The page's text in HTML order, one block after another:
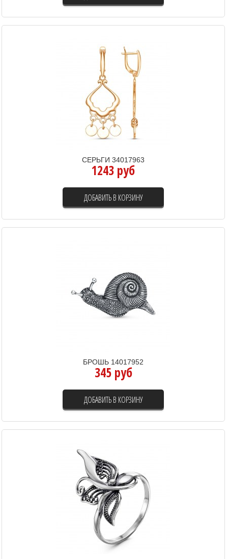
СЕРЬГИ 34017963
1243 руб
ДОБАВИТЬ В КОРЗИНУ
БРОШЬ 14017952
345 руб
ДОБАВИТЬ В КОРЗИНУ